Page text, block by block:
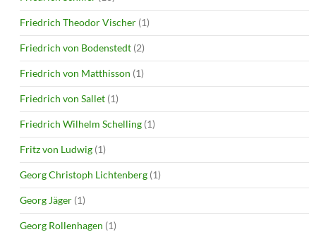
Friedrich Theodor Vischer (1)
Friedrich von Bodenstedt (2)
Friedrich von Matthisson (1)
Friedrich von Sallet (1)
Friedrich Wilhelm Schelling (1)
Fritz von Ludwig (1)
Georg Christoph Lichtenberg (1)
Georg Jäger (1)
Georg Rollenhagen (1)